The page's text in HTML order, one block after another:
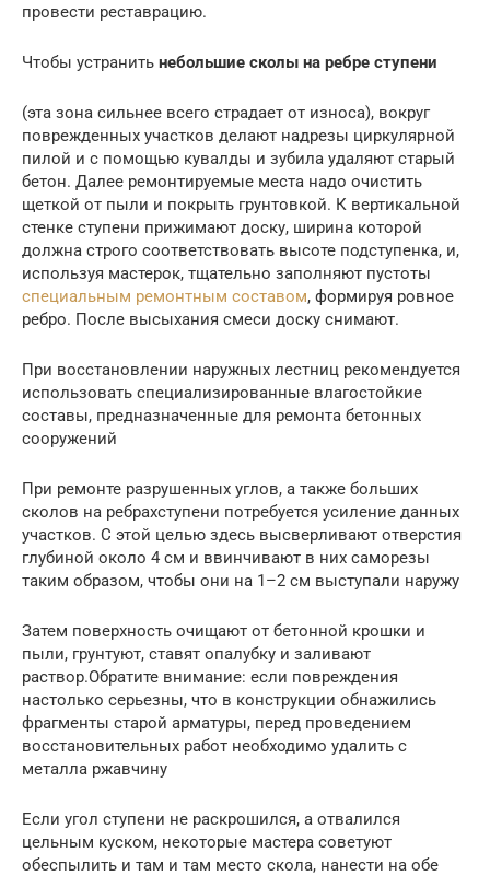
провести реставрацию.
Чтобы устранить небольшие сколы на ребре ступени
(эта зона сильнее всего страдает от износа), вокруг
поврежденных участков делают надрезы циркулярной
пилой и с помощью кувалды и зубила удаляют старый
бетон. Далее ремонтируемые места надо очистить
щеткой от пыли и покрыть грунтовкой. К вертикальной
стенке ступени прижимают доску, ширина которой
должна строго соответствовать высоте подступенка, и,
используя мастерок, тщательно заполняют пустоты
специальным ремонтным составом, формируя ровное
ребро. После высыхания смеси доску снимают.
При восстановлении наружных лестниц рекомендуется
использовать специализированные влагостойкие
составы, предназначенные для ремонта бетонных
сооружений
При ремонте разрушенных углов, а также больших
сколов на ребрахступени потребуется усиление данных
участков. С этой целью здесь высверливают отверстия
глубиной около 4 см и ввинчивают в них саморезы
таким образом, чтобы они на 1–2 см выступали наружу
Затем поверхность очищают от бетонной крошки и
пыли, грунтуют, ставят опалубку и заливают
раствор.Обратите внимание: если повреждения
настолько серьезны, что в конструкции обнажились
фрагменты старой арматуры, перед проведением
восстановительных работ необходимо удалить с
металла ржавчину
Если угол ступени не раскрошился, а отвалился
цельным куском, некоторые мастера советуют
обеспылить и там и там место скола, нанести на обе